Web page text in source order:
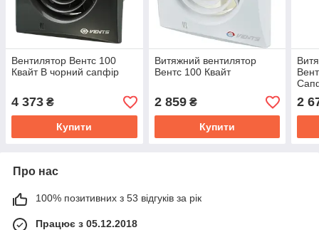
Вентилятор Вентс 100
Квайт В чорний сапфір
4 373 ₴
Купити
Витяжний вентилятор
Вентс 100 Квайт
2 859₴
Купити
2
Про нас
100% позитивних з 53 відгуків за рік
Працює з 05.12.2018